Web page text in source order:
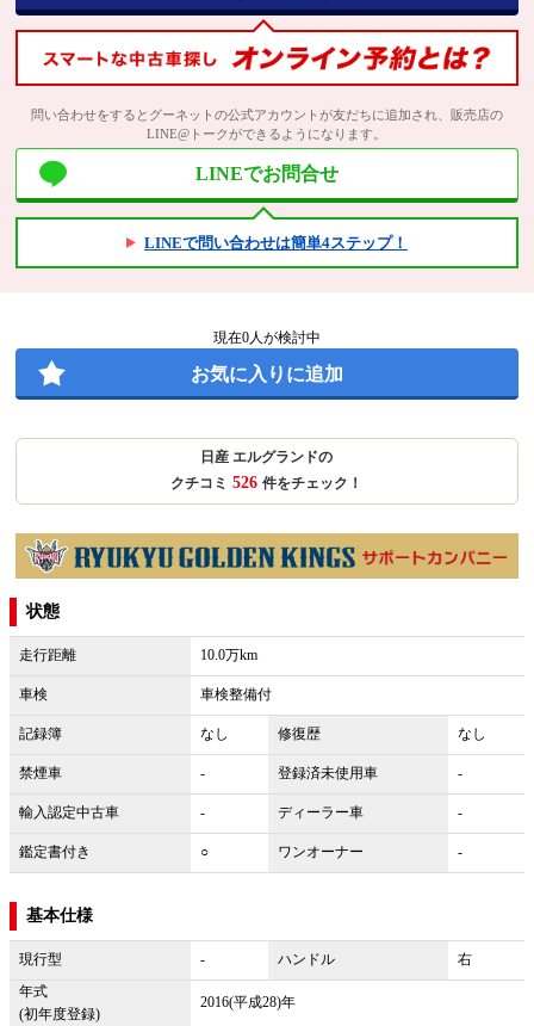
問い合わせをするとグーネットの公式アカウントが友だちに追加され、販売店の
LINE@トークができるようになります。
LINEでお問合せ
LINEで問い合わせは簡単4ステップ！
現在0人が検討中
お気に入りに追加
日産 エルグランドの
クチコミ 526 件をチェック！
状態
走行距離 10.0万km
車検 車検整備付
記録簿 なし 修復歴 なし
禁煙車 - 登録済未使用車 -
輸入認定中古車 - ディーラー車 -
鑑定書付き ○ ワンオーナー -
基本仕様
現行型 - ハンドル
右
年式
(初年度登録)
2016(平成28)年